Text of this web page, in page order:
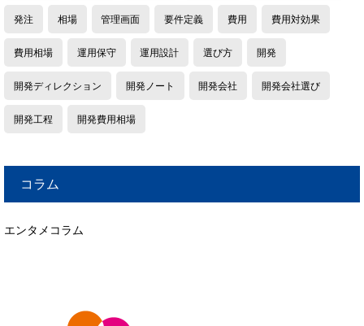
発注 相場 管理画面 要件定義 費用 費用対効果
費用相場 運用保守 運用設計 選び方 開発
開発ディレクション 開発ノート 開発会社 開発会社選び
開発工程 開発費用相場
コラム
エンタメコラム